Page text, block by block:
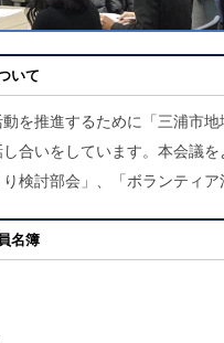
いて
を推進するために「三浦市
合いをしています。本会議
検討部会」、「ボランティ
名簿